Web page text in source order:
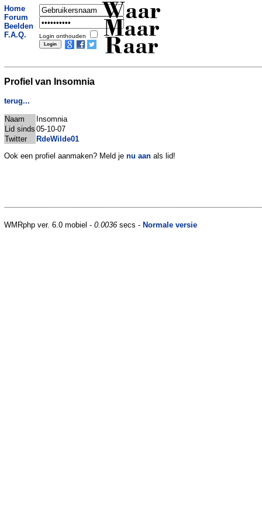
Home
Forum
Beelden
F.A.Q.
Login onthouden
Waar
Maar
Raar
Profiel van Insomnia
terug...
Naam
Insomnia
Lid sinds 05-10-07
Twitter
RdeWilde01
Ook een profiel aanmaken? Meld je nu aan als lid!
WMRphp ver. 6.0 mobiel - 0.0036 secs - Normale versie